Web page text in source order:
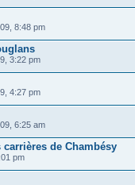
8:48 pm
3:22 pm
4:27 pm
6:25 am
de Chambésy
pm